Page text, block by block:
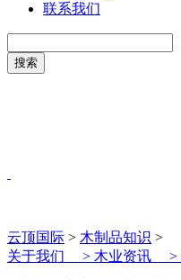
联系我们
云顶国际 > 木制品知识 >
关于我们 > 木业资讯 >